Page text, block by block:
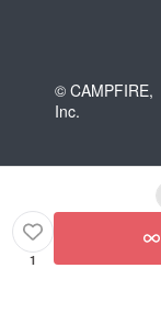
© CAMPFIRE,
Inc.
1